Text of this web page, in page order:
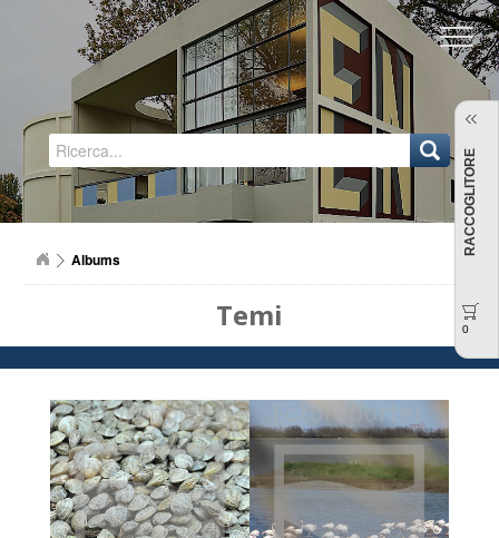
Regione Emilia-Romagna
Albums
Temi
RACCOGLITORE
0